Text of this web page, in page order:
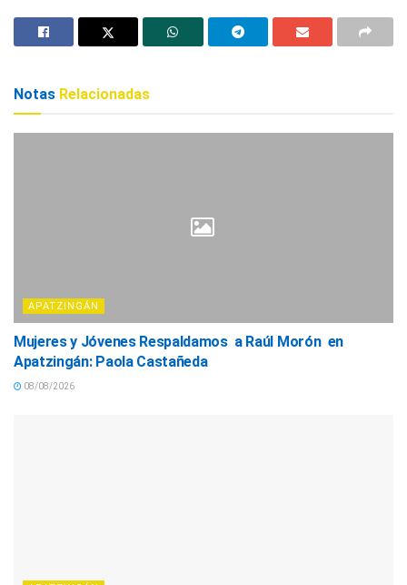
Notas Relacionadas
APATZINGÁN
Mujeres y Jóvenes Respaldamos a Raúl Morón en
Apatzingán: Paola Castañeda
08/08/2026